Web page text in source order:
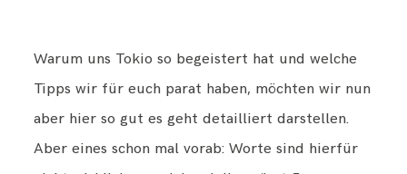
Warum uns Tokio so begeistert hat und welche
Tipps wir für euch parat haben, möchten wir nun
aber hier so gut es geht detailliert darstellen.
Aber eines schon mal vorab: Worte sind hierfür